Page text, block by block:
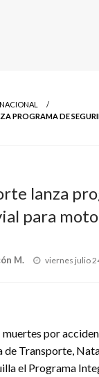
NACIONAL
PROGRAMA DE
lanza
para
M.
Publicado
viernes julio
por
de Transporte,
el Programa